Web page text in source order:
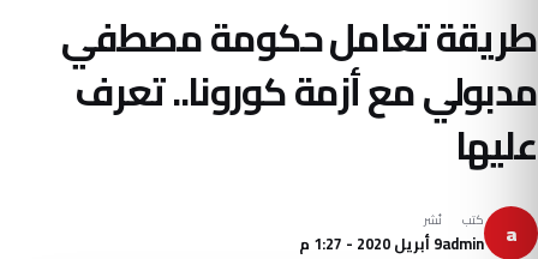
طريقة تعامل حكومة مصطفي
مدبولي مع أزمة كورونا.. تعرف
عليها
a كتب
admin
نُشر
9 أبريل 2020 - 1:27 م